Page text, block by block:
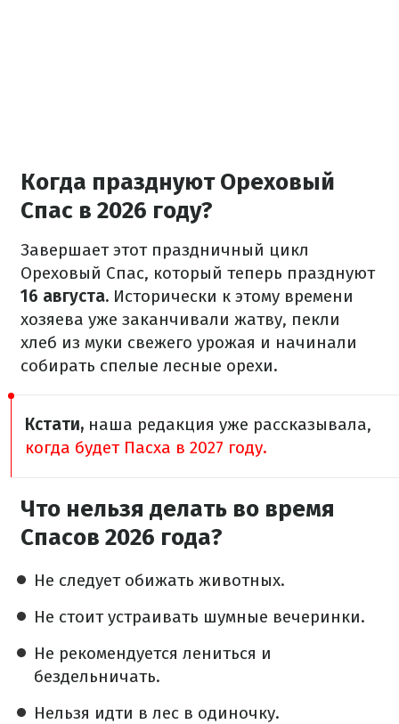
Когда празднуют Ореховый
Спас в 2026 году?
Завершает этот праздничный цикл
Ореховый Спас, который теперь празднуют
16 августа. Исторически к этому времени
хозяева уже заканчивали жатву, пекли
хлеб из муки свежего урожая и начинали
собирать спелые лесные орехи.
Кстати, наша редакция уже рассказывала,
когда будет Пасха в 2027 году.
Что нельзя делать во время
Спасов 2026 года?
Не следует обижать животных.
Не стоит устраивать шумные вечеринки.
Не рекомендуется лениться и
бездельничать.
Нельзя идти в лес в одиночку.